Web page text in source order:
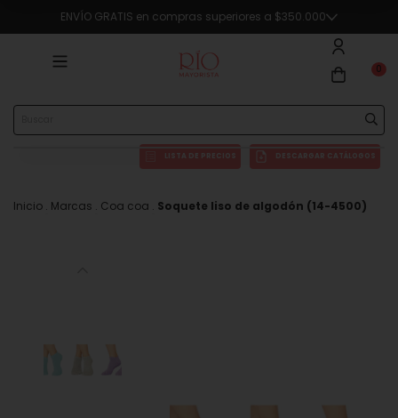
ENVÍO GRATIS en compras superiores a $350.000
0
LISTA DE PRECIOS DESCARGAR CATÁLOGOS
Inicio . Marcas . Coa coa . Soquete liso de algodón (14-4500)